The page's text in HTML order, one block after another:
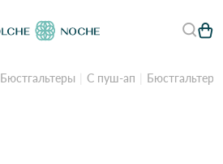
Бюстгальтеры С пуш-ап Бюстгальтер